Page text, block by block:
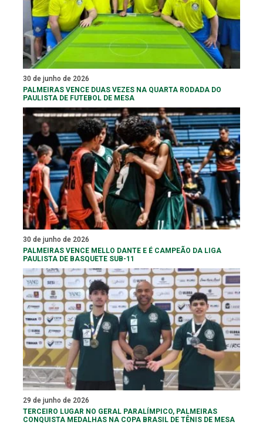
30 de junho de 2026
PALMEIRAS VENCE DUAS VEZES NA QUARTA RODADA DO
PAULISTA DE FUTEBOL DE MESA
30 de junho de 2026
PALMEIRAS VENCE MELLO DANTE E É CAMPEÃO DA LIGA
PAULISTA DE BASQUETE SUB-11
29 de junho de 2026
TERCEIRO LUGAR NO GERAL PARALÍMPICO, PALMEIRAS
CONQUISTA MEDALHAS NA COPA BRASIL DE TÊNIS DE MESA